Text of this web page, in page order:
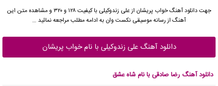
جهت دانلود آهنگ خواب پریشان ازعلی زندوکیلی
با کیفیت ۱۲۸ و ۳۲۰ و مشاهده متن این
آهنگ از رسانه موسیقی نکست وان به ادامه مطلب مراجعه نمائید …
دانلود آهنگ علی زندوکیلی با نام خواب پریشان
دانلود آهنگ رضا صادقی با نام شاه عشق